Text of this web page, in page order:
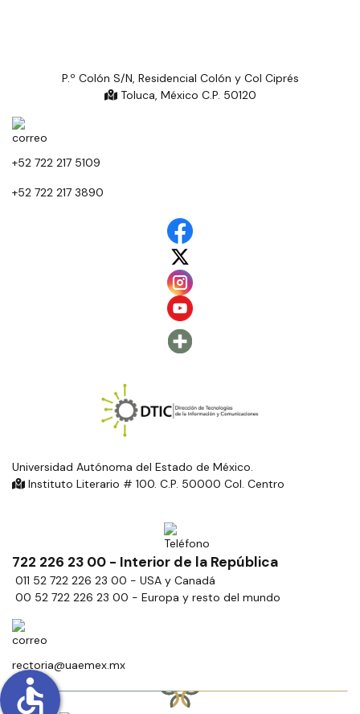
P.º Colón S/N, Residencial Colón y Col Ciprés
Toluca, México C.P. 50120
+52 722 217 5109
+52 722 217 3890
Universidad Autónoma del Estado de México.
Instituto Literario # 100. C.P. 50000 Col. Centro
722 226 23 00 - Interior de la República
011 52 722 226 23 00 - USA y Canadá
00 52 722 226 23 00 - Europa y resto del mundo
rectoria@uaemex.mx
accessible